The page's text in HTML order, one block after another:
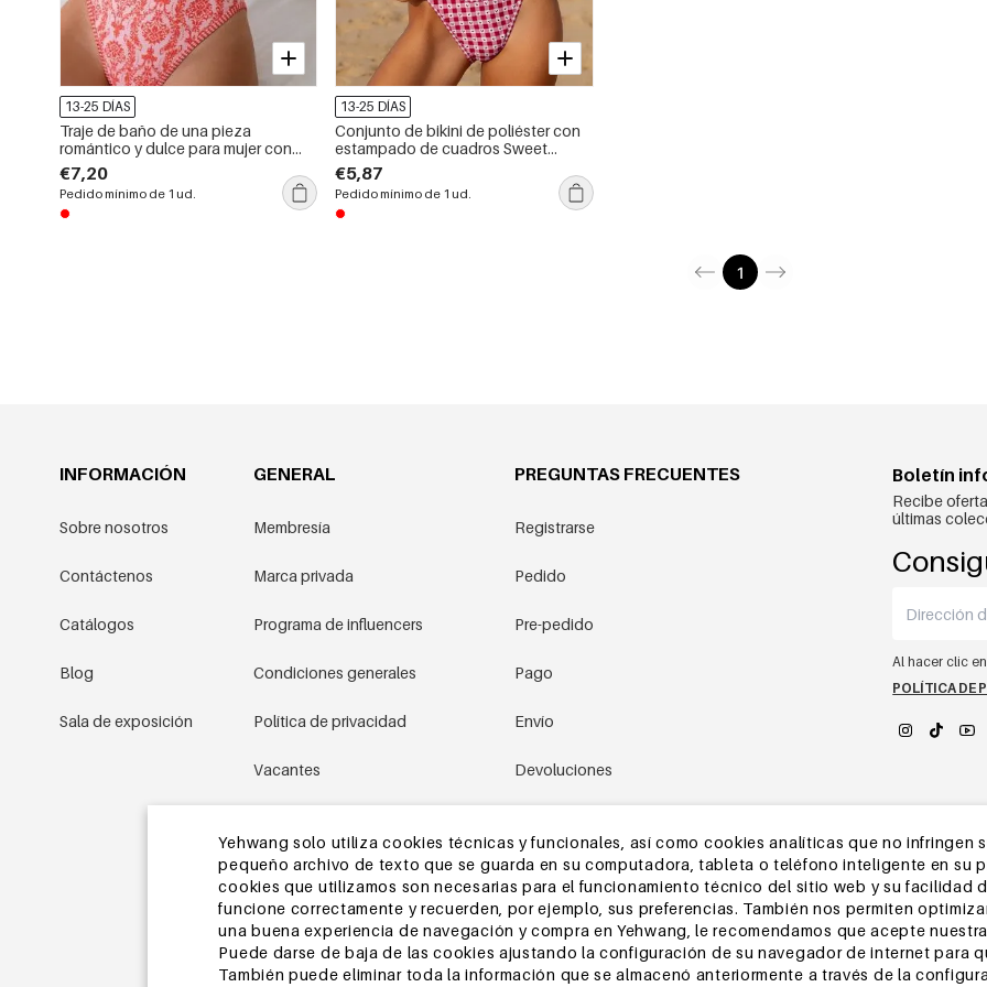
Yehwang solo utiliza cookies técnicas y funcionales, así como cookies analíticas que no infringen
pequeño archivo de texto que se guarda en su computadora, tableta o teléfono inteligente en su
cookies que utilizamos son necesarias para el funcionamiento técnico del sitio web y su facilidad
funcione correctamente y recuerden, por ejemplo, sus preferencias. También nos permiten
una buena experiencia de navegación y compra en Yehwang, le recomendamos que acepte
Puede darse de baja de las cookies ajustando la configuración de su navegador de internet para
También puede eliminar toda la información que se almacenó anteriormente a través de la
13-25 DÍAS
Traje de baño de una pieza
romántico y dulce para mujer con
estampado de plantas.
€7,20
Pedido mínimo de 1 ud.
13-25 DÍAS
Conjunto de bikini de poliéster con
estampado de cuadros Sweet
Lovely
€5,87
Pedido mínimo de 1 ud.
1
INFORMACIÓN
Sobre nosotros
Contáctenos
Catálogos
Blog
Sala de exposición
GENERAL
Membresía
Marca privada
Programa de influencers
Condiciones generales
Política de privacidad
Vacantes
Mapa del sitio
PREGUNTAS FRECUENTES
Registrarse
Pedido
Pre-pedido
Pago
Envío
Devoluciones
Otras preguntas
Boletín
Recibe
últimas
Al hacer clic en
POLÍTICA DE